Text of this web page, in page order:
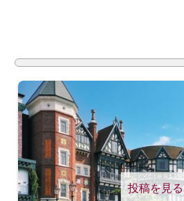
投稿を見る